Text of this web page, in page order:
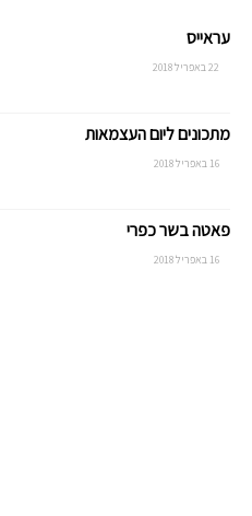
עראייס
22 באפריל 2018
מתכונים ליום העצמאות
16 באפריל 2018
פאטה בשר כפרי
16 באפריל 2018